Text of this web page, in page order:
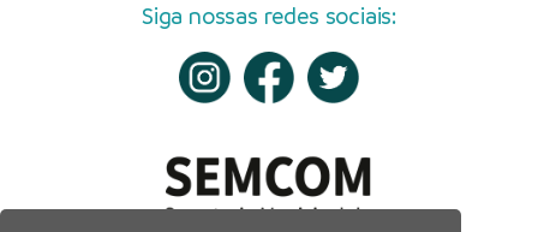
Siga nossas redes sociais: